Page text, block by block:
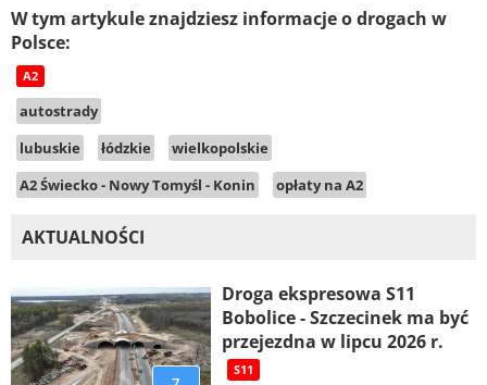
W tym artykule znajdziesz informacje o drogach w
Polsce:
A2
autostrady
lubuskie
łódzkie
wielkopolskie
A2 Świecko - Nowy Tomyśl - Konin
opłaty na A2
AKTUALNOŚCI
Droga ekspresowa S11
Bobolice - Szczecinek ma być
przejezdna w lipcu 2026 r.
S11